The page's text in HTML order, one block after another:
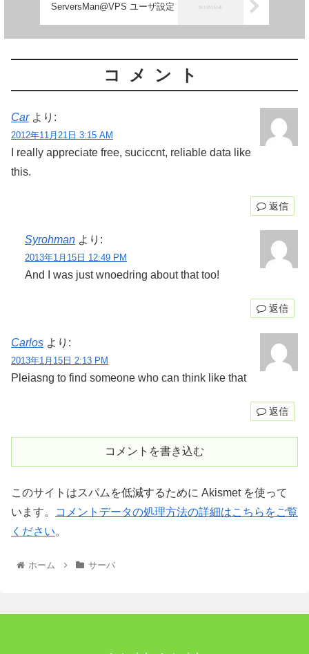
ServersMan@VPS ユーザ設定
コメント
Car より:
2012年11月21日 3:15 AM
I really appreciate free, suciccnt, reliable data like
this.
返信
Syrohman より:
2013年1月15日 12:49 PM
And I was just wnoedring about that too!
返信
Carlos より:
2013年1月15日 2:13 PM
Pleiasng to find someone who can think like that
返信
コメントを書き込む
このサイトはスパムを低減するために Akismet を使って
います。
コメントデータの処理方法の詳細はこちらをご覧
ください。
ホーム サーバ